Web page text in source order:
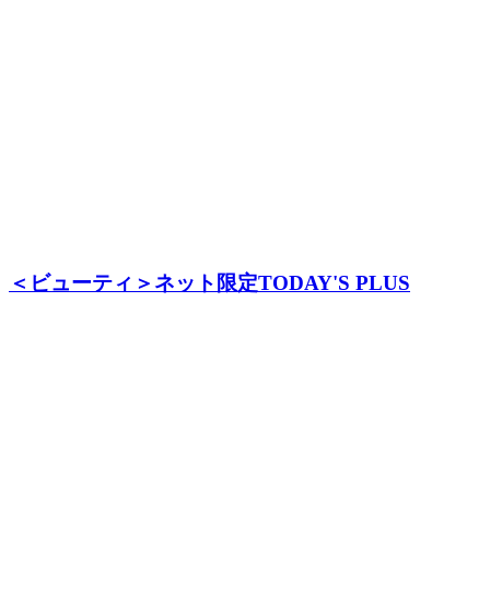
＜ビューティ＞ネット限定TODAY'S PLUS